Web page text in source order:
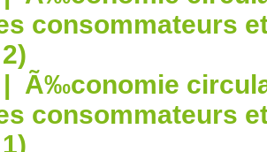
consommateurs
| Ã‰conomie
consommateurs